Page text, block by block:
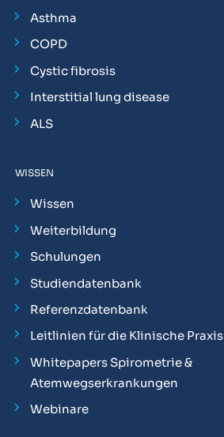
Asthma
COPD
Cystic fibrosis
Interstitial lung disease
ALS
WISSEN
Wissen
Weiterbildung
Schulungen
Studiendatenbank
Referenzdatenbank
Leitlinien für die Klinische Praxis
Whitepapers Spirometrie &
Atemwegserkrankungen
Webinare